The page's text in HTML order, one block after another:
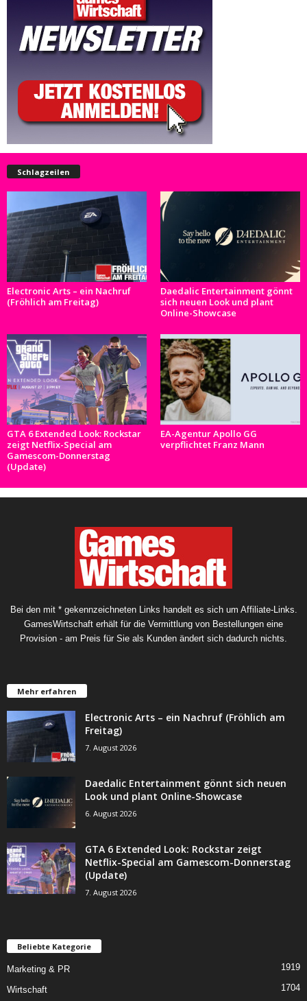
Schlagzeilen
Electronic Arts – ein Nachruf
(Fröhlich am Freitag)
Daedalic Entertainment gönnt
sich neuen Look und plant
Online-Showcase
GTA 6 Extended Look: Rockstar
zeigt Netflix-Special am
Gamescom-Donnerstag
(Update)
EA-Agentur Apollo GG
verpflichtet Franz Mann
Bei den mit * gekennzeichneten Links handelt es sich um Affiliate-Links.
GamesWirtschaft erhält für die Vermittlung von Bestellungen eine
Provision - am Preis für Sie als Kunden ändert sich dadurch nichts.
Mehr erfahren
Electronic Arts – ein Nachruf (Fröhlich am
Freitag)
7. August 2026
Daedalic Entertainment gönnt sich neuen
Look und plant Online-Showcase
6. August 2026
GTA 6 Extended Look: Rockstar zeigt
Netflix-Special am Gamescom-Donnerstag
(Update)
7. August 2026
Beliebte Kategorie
Marketing & PR 1919
Wirtschaft 1704